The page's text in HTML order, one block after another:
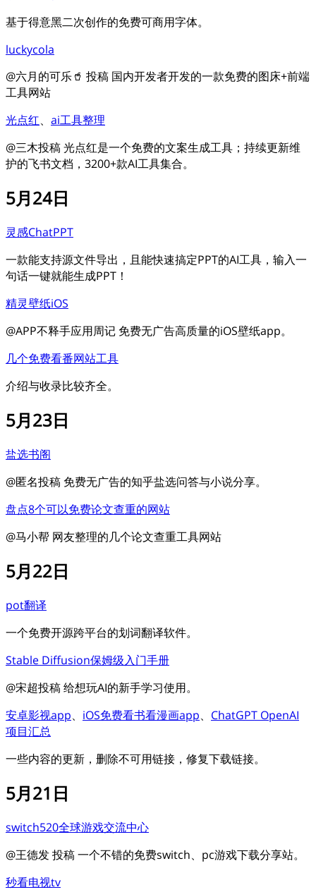
基于得意黑二次创作的免费可商用字体。
luckycola
@六月的可乐🥤 投稿 国内开发者开发的一款免费的图床+前端
工具网站
光点红、 ai工具整理
@三木投稿 光点红是一个免费的文案生成工具；持续更新维
护的飞书文档，3200+款AI工具集合。
5月24日
灵感ChatPPT
一款能支持源文件导出，且能快速搞定PPT的AI工具，输入一
句话一键就能生成PPT！
精灵壁纸iOS
@APP不释手应用周记 免费无广告高质量的iOS壁纸app。
几个免费看番网站工具
介绍与收录比较齐全。
5月23日
盐选书阁
@匿名投稿 免费无广告的知乎盐选问答与小说分享。
盘点8个可以免费论文查重的网站
@马小帮 网友整理的几个论文查重工具网站
5月22日
pot翻译
一个免费开源跨平台的划词翻译软件。
Stable Diffusion保姆级入门手册
@宋超投稿 给想玩AI的新手学习使用。
安卓影视app、 iOS免费看书看漫画app、 ChatGPT OpenAI
项目汇总
一些内容的更新，删除不可用链接，修复下载链接。
5月21日
switch520全球游戏交流中心
@王德发 投稿 一个不错的免费switch、pc游戏下载分享站。
秒看电视tv